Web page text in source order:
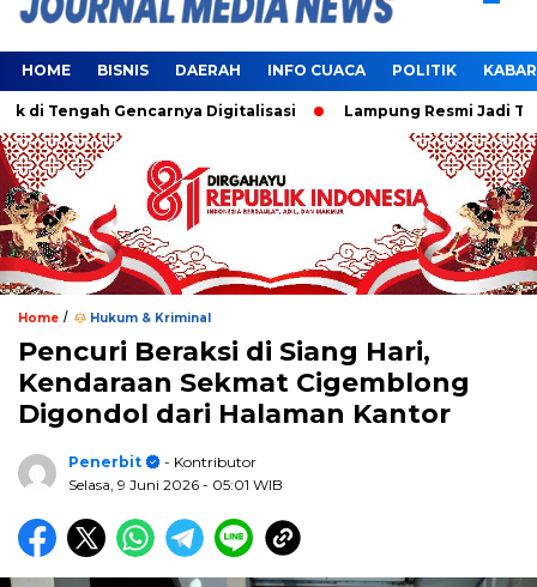
HOME BISNIS DAERAH INFO CUACA POLITIK
Gencarnya Digitalisasi Lampung Resmi Jadi Tuan
Home / Hukum & Kriminal
Pencuri Beraksi di Siang Hari,
Kendaraan Sekmat Cigemblong
Digondol dari Halaman Kantor
Penerbit
- Kontributor
Selasa, 9 Juni 2026 - 05:01 WIB